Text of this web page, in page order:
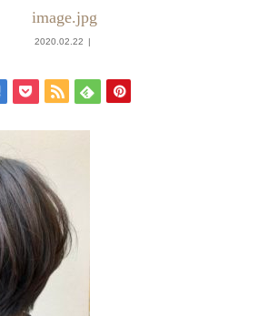
image.jpg
2020.02.22